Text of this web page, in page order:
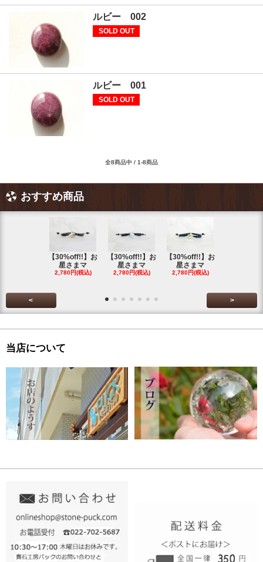
ルビー 002
SOLD OUT
ルビー 001
SOLD OUT
全8商品中 / 1-8商品
おすすめ商品
【30%off!!】お
星さまマ
2,780円(税込)
【30%off!!】お
星さまマ
2,780円(税込)
【30%off!!】お
星さまマ
2,780円(税込)
< >
当店について